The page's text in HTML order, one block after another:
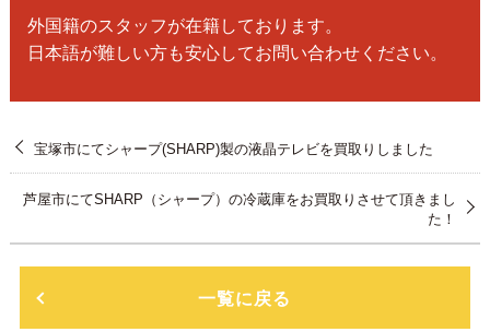
外国籍のスタッフが在籍しております。
日本語が難しい方も安心してお問い合わせください。
宝塚市にてシャープ(SHARP)製の液晶テレビを買取りしました
芦屋市にてSHARP（シャープ）の冷蔵庫をお買取りさせて頂きまし
た！
一覧に戻る